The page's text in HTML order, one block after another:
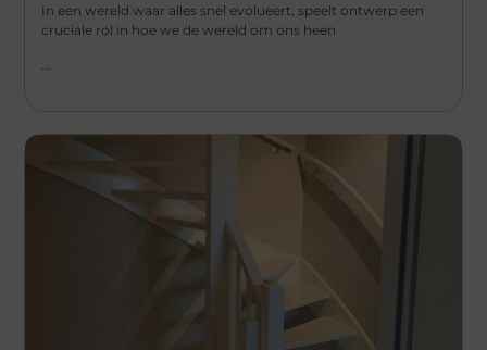
In een wereld waar alles snel evolueert, speelt ontwerp een
cruciale rol in hoe we de wereld om ons heen
...